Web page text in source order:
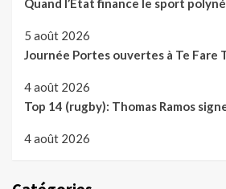
Quand l’Etat finance le sport
5 août 2026
Journée Portes ouvertes à Te Fare
4 août 2026
Top 14 (rugby): Thomas Ramos
4 août 2026